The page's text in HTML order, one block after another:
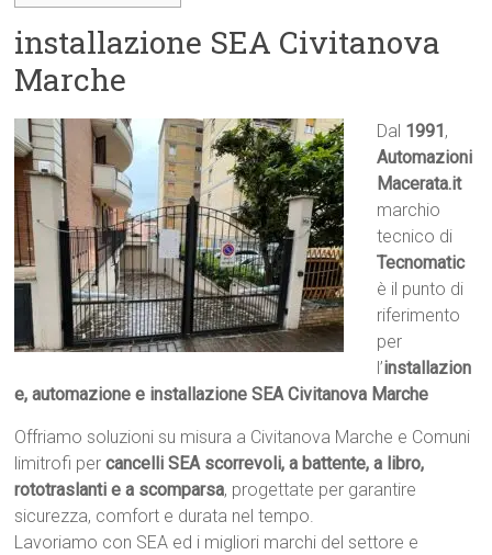
installazione SEA Civitanova
Marche
Dal 1991 ,
Automazioni
Macerata.it
marchio
tecnico di
Tecnomatic
è il punto di
riferimento
per
l’installazion
e, automazione e installazione SEA Civitanova Marche
Offriamo soluzioni su misura a Civitanova Marche e Comuni
limitrofi percancelli SEA scorrevoli, a battente, a libro,
rototraslanti e a scomparsa, progettate per garantire
sicurezza, comfort e durata nel tempo.
Lavoriamo con SEA ed i migliori marchi del settore e